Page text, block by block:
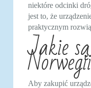
niektóre odcinki
jest to, że
praktycznym
Jakie
Aby zakupić